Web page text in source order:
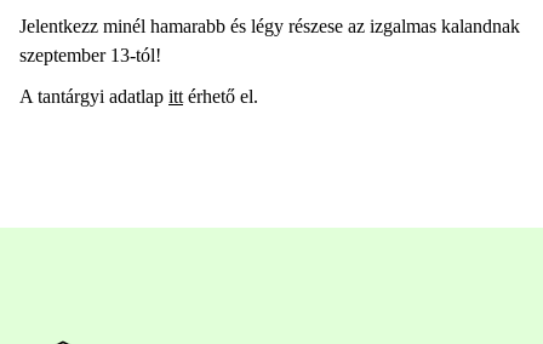
Jelentkezz minél hamarabb és légy részese az izgalmas kalandnak
szeptember 13-tól!
A tantárgyi adatlap itt érhető el.